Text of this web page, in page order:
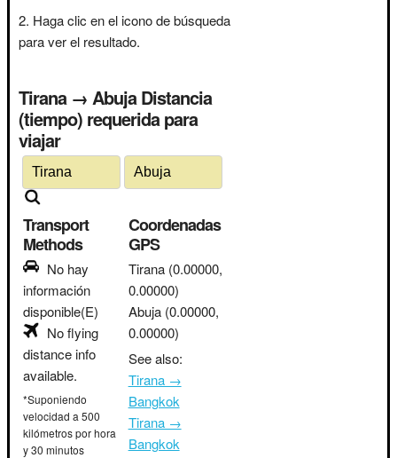
Haga clic en el icono de búsqueda
para ver el resultado.
Tirana → Abuja Distancia
(tiempo) requerida para
viajar
Transport
Methods
No hay
información
disponible(E)
No flying
distance info
available.
*Suponiendo
velocidad a 500
kilómetros por hora
y 30 minutos
Coordenadas
GPS
Tirana (0.00000,
0.00000)
Abuja (0.00000,
0.00000)
See also:
Tirana →
Bangkok
Tirana →
Bangkok